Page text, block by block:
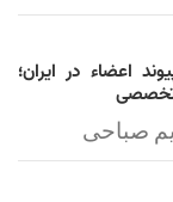
عمل پیوند اعضاء در ایران؛
صباحی